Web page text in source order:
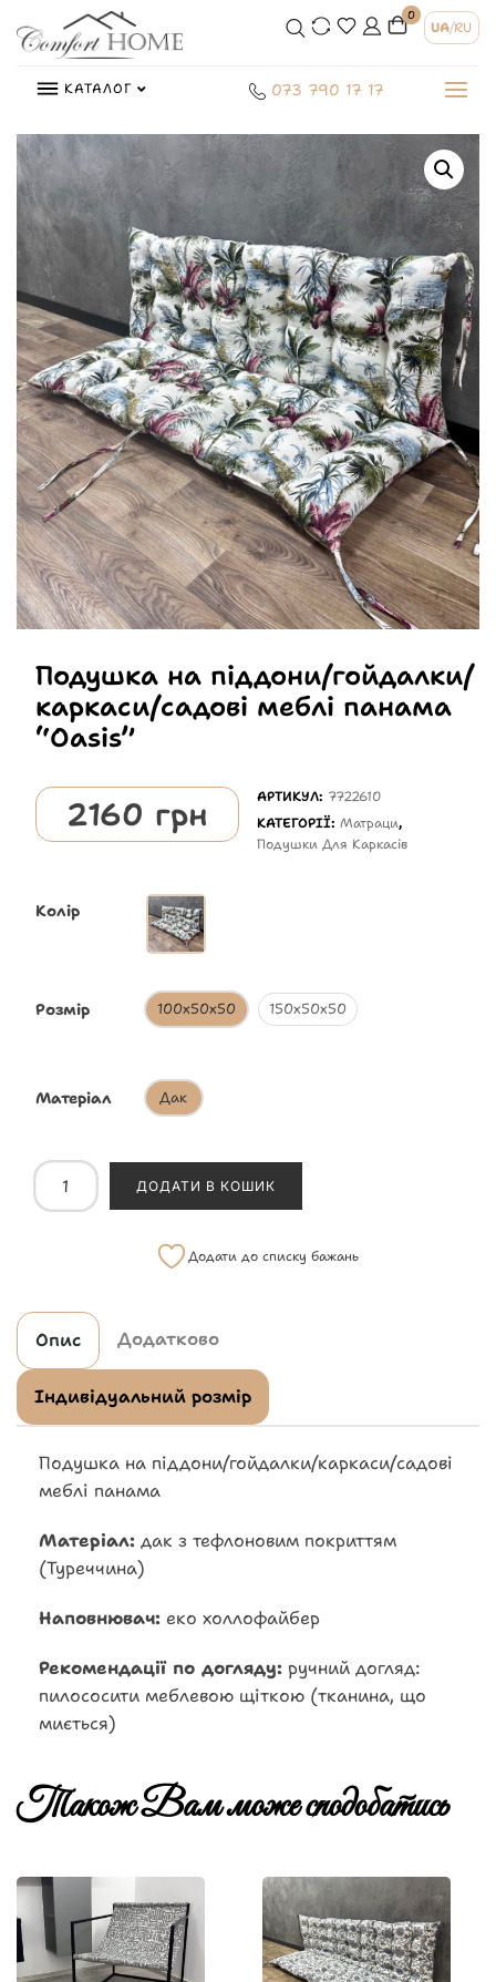
0
UA/RU
КАТАЛОГ 073 790 17 17
Подушка на піддони/гойдалки/
каркаси/садові меблі панама
“Oasis”
2160 грн АРТИКУЛ: 7722610
КАТЕГОРІЇ:Матраци,
Подушки Для Каркасів
Колір
Розмір 100х50х50 150х50х50
Матеріал Дак
ДОДАТИ В КОШИК
Додати до списку бажань
Опис Додатково
Індивідуальний розмір
Подушка на піддони/гойдалки/каркаси/садові
меблі панама
Матеріал: дак з тефлоновим покриттям
(Туреччина)
Наповнювач: еко холлофайбер
Рекомендації по догляду: ручний догляд:
пилососити меблевою щіткою (тканина, що
миється)
Також Вам може сподобатись